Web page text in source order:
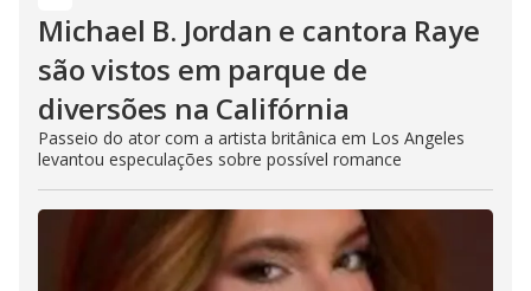
Michael B. Jordan e cantora Raye
são vistos em parque de
diversões na Califórnia
Passeio do ator com a artista britânica em Los Angeles
levantou especulações sobre possível romance